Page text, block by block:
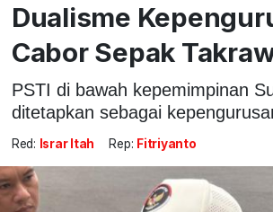
Dualisme
Cabor Sepak
PSTI di bawah kepemimpinan
ditetapkan sebagai
Red: Israr Itah Rep: Fitriyanto